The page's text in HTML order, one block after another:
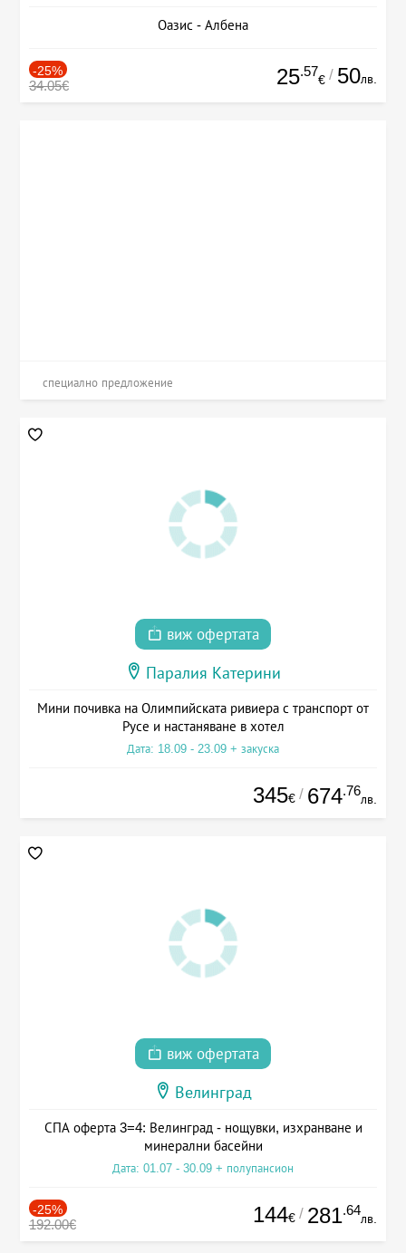
Оазис - Албена
-25%
34.05€ 25.57
€ / 50лв.
специално предложение
виж офертата
Паралия Катерини
Мини почивка на Олимпийската ривиера с транспорт от
Русе и настаняване в хотел
Дата: 18.09 - 23.09 + закуска
345€ / 674.76
лв.
виж офертата
Велинград
СПА оферта 3=4: Велинград - нощувки, изхранване и
минерални басейни
Дата: 01.07 - 30.09 + полупансион
-25%
192.00€ 144€ / 281.64
лв.